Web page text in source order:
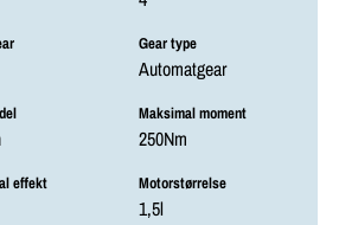
Gear type
Automatgear
Maksimal moment
250Nm
effekt Motorstørrelse
1,5l